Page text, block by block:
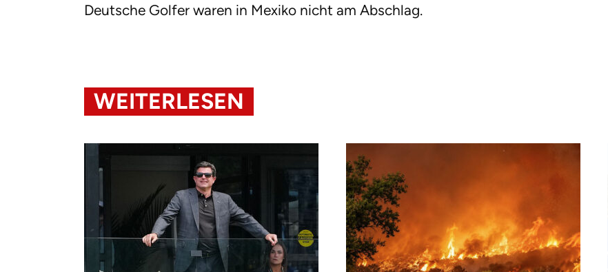
Deutsche Golfer waren in Mexiko nicht am Abschlag.
WEITERLESEN